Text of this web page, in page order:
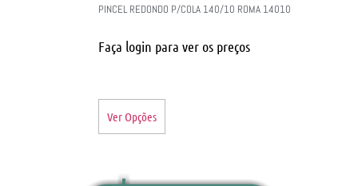
PINCEL REDONDO P/COLA 140/10 ROMA 14010
Faça login para ver os preços
Ver Opções